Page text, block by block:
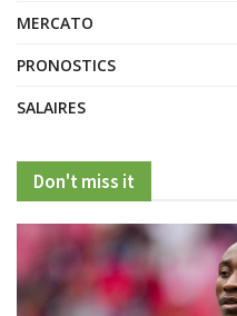
MERCATO
PRONOSTICS
SALAIRES
Don't miss it